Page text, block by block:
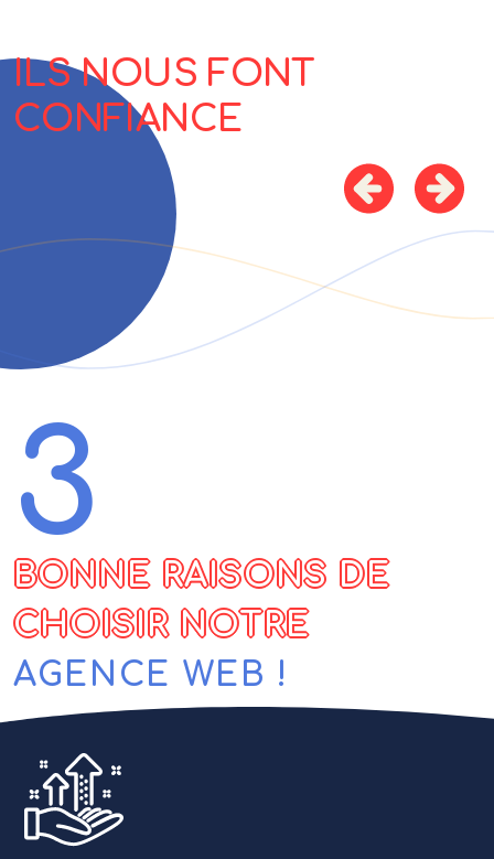
ILS NOUS FONT
CONFIANCE
3
BONNE RAISONS DE
CHOISIR NOTRE
AGENCE WEB !